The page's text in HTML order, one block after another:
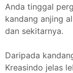
Anda tinggal
kandang anjing
dan sekitarnya.
Daripada
Kreasindo jelas